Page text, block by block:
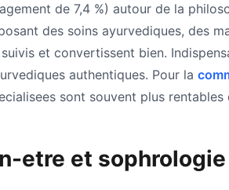
de 7,4 %) autour de la
des soins ayurvediques, des
et convertissent bien.
authentiques. Pour la
sont souvent plus
etre et